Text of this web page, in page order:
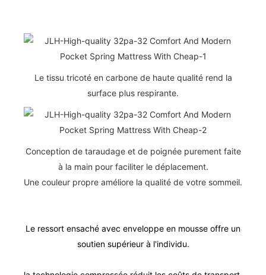
Le tissu tricoté en carbone de haute qualité rend la
surface plus respirante.
Conception de taraudage et de poignée purement faite
à la main pour faciliter le déplacement.
Une couleur propre améliore la qualité de votre sommeil.
Le ressort ensaché avec enveloppe en mousse offre un
soutien supérieur à l'individu.